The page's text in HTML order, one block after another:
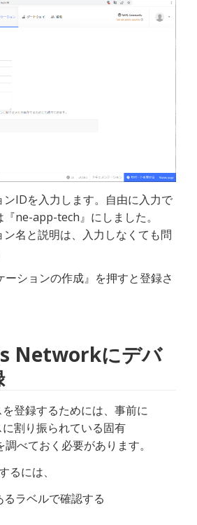
ンIDを入力します。自由に入力で
ne-app-tech』にしました。
ン名と説明は、入力しなくても問
ションの作成』を押すと登録さ
Networkにデバ
登録するためには、事前に
割り振られている固有
べておく必要があります。
るには、
ラベルで確認する